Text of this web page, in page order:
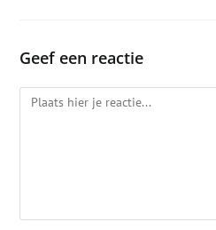
Geef een reactie